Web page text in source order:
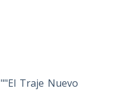
""El Traje Nuevo